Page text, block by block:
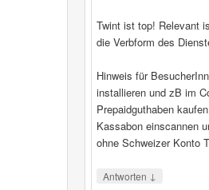
Twint ist top! Relevant
die Verbform des
Hinweis für
installieren und zB im
Prepaidguthaben
Kassabon einscannen
ohne Schweizer Konto
Antworten ↓